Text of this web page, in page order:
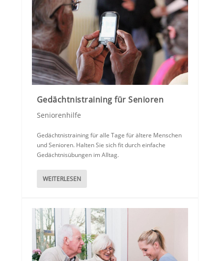
Gedächtnistraining für Senioren
Seniorenhilfe
Gedächtnistraining für alle Tage für ältere Menschen
und Senioren. Halten Sie sich fit durch einfache
Gedächtnisübungen im Alltag.
WEITERLESEN